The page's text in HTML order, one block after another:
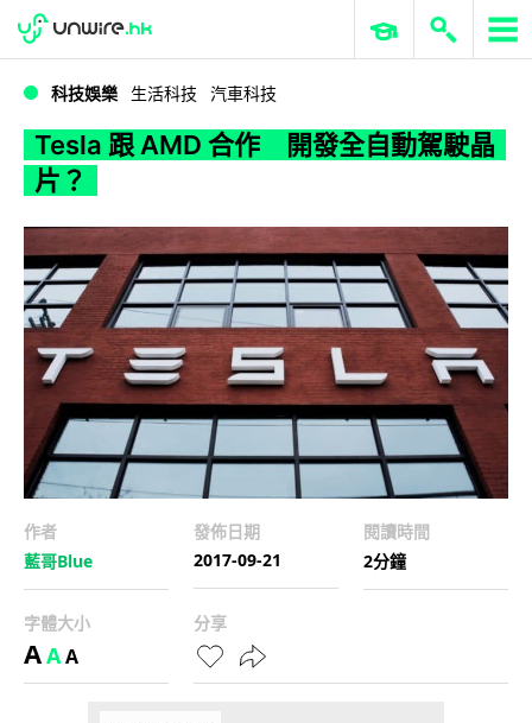
Tesla 跟 AMD 合作 開發全自動駕駛晶片？
WWDC 2026 ERP 與商業 AI
科技娛樂 生活科技 汽車科技
Tesla 跟 AMD 合作 開發全自動駕駛晶
片？
作者
藍哥Blue
發佈日期
2017-09-21
閱讀時間
2分鐘
字體大小
AAA
分享